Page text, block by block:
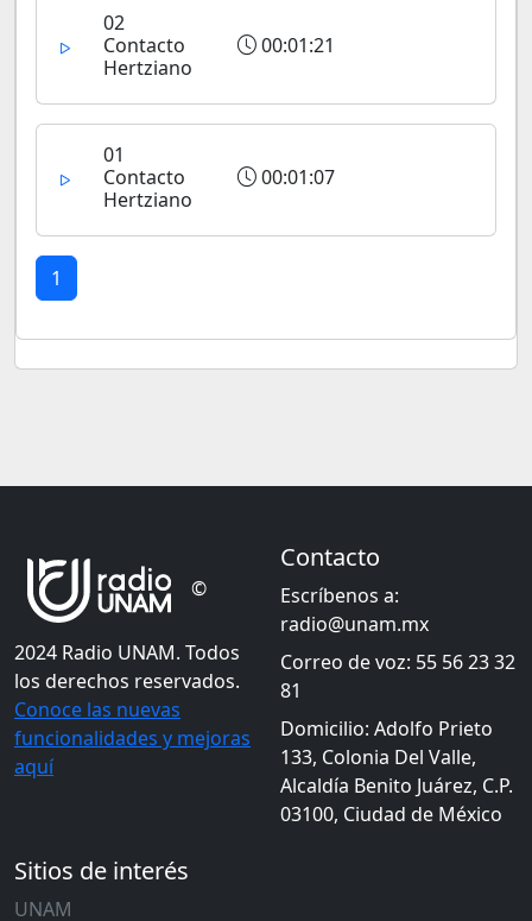
02
Contacto
Hertziano
00:01:21
01
Contacto
Hertziano
00:01:07
1
©
2024 Radio UNAM. Todos
los derechos reservados.
Conoce las nuevas
funcionalidades y mejoras
aquí
Contacto
Escríbenos a:
radio@unam.mx
Correo de voz: 55 56 23 32
81
Domicilio: Adolfo Prieto
133, Colonia Del Valle,
Alcaldía Benito Juárez, C.P.
03100, Ciudad de México
Sitios de interés
UNAM